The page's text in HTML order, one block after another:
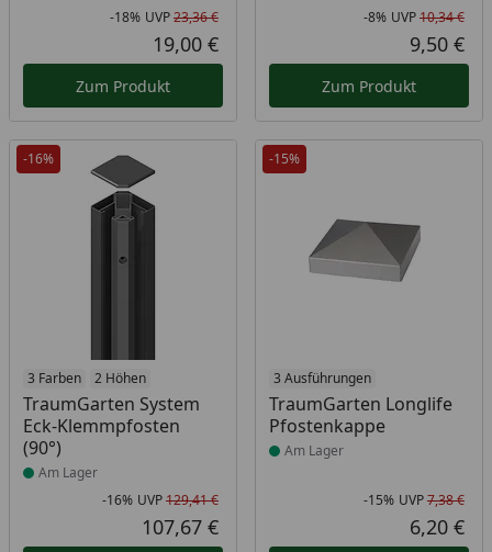
Rabatt in Prozent
-18%
Ursprünglicher Preis
UVP23,36 €
Aktueller Preis
19,00 €
Zum Produkt
-8% UVP10,34 €
9,50 €
Zum Produkt
-16%
3 Farben 2 Höhen
TraumGarten System
Eck-Klemmpfosten
(90°)
Produkt am Lager
Am Lager
Rabatt in Prozent
-16%
Ursprünglicher Preis
UVP129,41 €
Aktueller Preis
107,67 €
-15%
3 Ausführungen
TraumGarten Longlife
Pfostenkappe
Produkt am Lager
Am Lager
-15% UVP7,38 €
6,20 €